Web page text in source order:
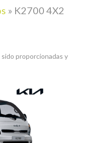
» K2700 4X2
proporcionadas y